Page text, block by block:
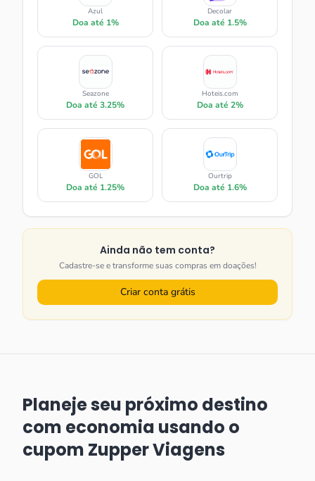
Azul
Doa até 1%
Decolar
Doa até 1.5%
Seazone
Doa até 3.25%
Hoteis.com
Doa até 2%
GOL
Doa até 1.25%
Ourtrip
Doa até 1.6%
Ainda não tem conta?
Cadastre-se e transforme suas compras em doações!
Criar conta grátis
Planeje seu próximo destino
com economia usando o
cupom Zupper Viagens